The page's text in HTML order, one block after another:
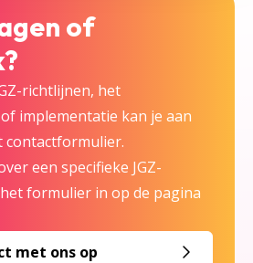
of
richtlijnen, het
implementatie kan je aan
contactformulier.
een specifieke JGZ-
formulier in op de pagina
met ons op